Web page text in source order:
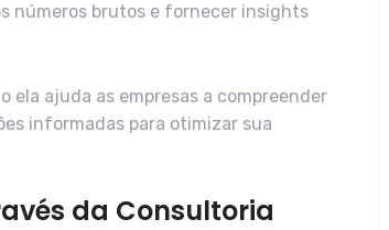
números brutos e fornecer insights
ela ajuda as empresas a compreender
informadas para otimizar sua
da Consultoria